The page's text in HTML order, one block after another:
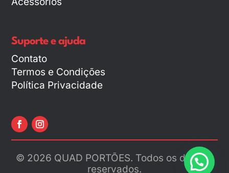
Suporte e ajuda
Contato
Termos e Condições
Política Privacidade
© 2026 QUAD PORTÕES. Todos os direitos
reservados.